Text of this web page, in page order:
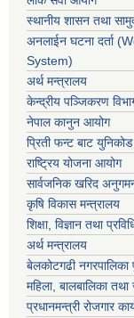
स्थानीय शासन तथा
अनलाईन घटना दर्ता
System)
अर्थ मन्त्रालय
केन्द्रीय पञ्जिकरण
नेपाल कानुन आयोग
प्रिती फन्ट बाट
राष्ट्रिय योजना आयोग
सार्वजनिक खरिद
कृषि विकास मन्त्रालय
शिक्षा, विज्ञान तथा
अर्थ मन्त्रालय
बेलकोटगढी नगरपालिका
महिला, बालबालिका
प्रधानमन्त्री रोजगार